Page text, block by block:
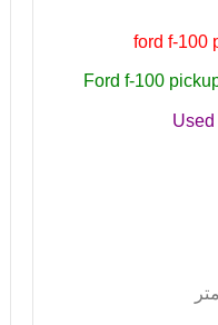
ford f-100
Ford f-100